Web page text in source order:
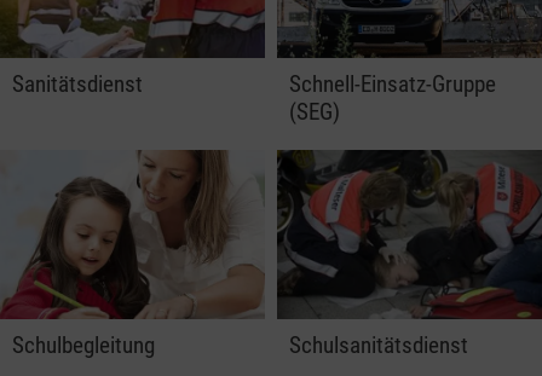
Sanitätsdienst
Schnell-Einsatz-Gruppe
(SEG)
Schulbegleitung Schulsanitätsdienst